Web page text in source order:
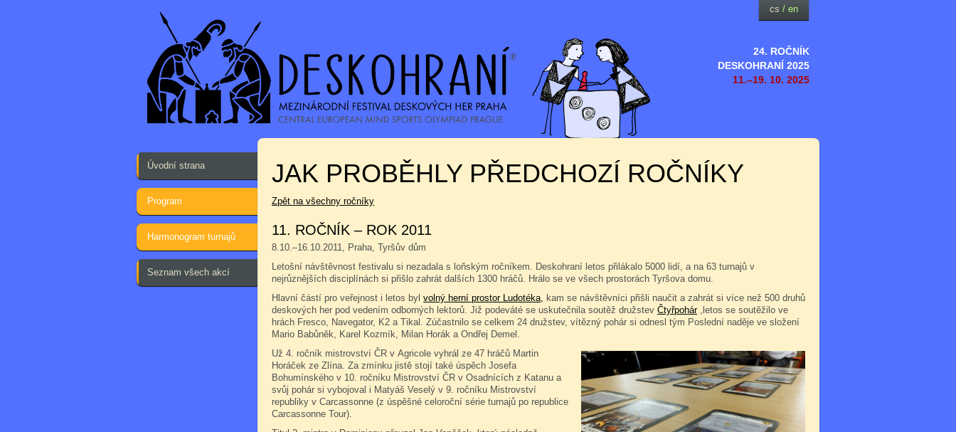
24. ROČNÍK
DESKOHRANÍ 2025
11.–19. 10. 2025
cs / en
Úvodní strana
Program
Harmonogram turnajů
Seznam všech akcí
JAK PROBĚHLY PŘEDCHOZÍ ROČNÍKY
Zpět na všechny ročníky
11. ROČNÍK – ROK 2011
8.10.–16.10.2011, Praha, Tyršův dům
Letošní návštěvnost festivalu si nezadala s loňským ročníkem. Deskohraní letos přilákalo 5000 lidí, a na 63 turnajů v
nejrůznějších disciplínách si přišlo zahrát dalších 1300 hráčů. Hrálo se ve všech prostorách Tyršova domu.
Hlavní částí pro veřejnost i letos byl volný herní prostor Ludotéka, kam se návštěvníci přišli naučit a zahrát si více než 500 druhů
deskových her pod vedením odborných lektorů. Již podeváté se uskutečnila soutěž družstev Čtyřpohár,letos se soutěžilo ve
hrách Fresco, Navegator, K2 a Tikal. Zúčastnilo se celkem 24 družstev, vítězný pohár si odnesl tým Poslední naděje ve složení
Mario Babůněk, Karel Kozmík, Milan Horák a Ondřej Demel.
Už 4. ročník mistrovství ČR v Agricole vyhrál ze 47 hráčů Martin
Horáček ze Zlína. Za zmínku jistě stojí také úspěch Josefa
Bohumínského v 10. ročníku Mistrovství ČR v Osadnících z Katanu a
svůj pohár si vybojoval i Matyáš Veselý v 9. ročníku Mistrovství
republiky v Carcassonne (z úspěšné celoroční série turnajů po republice
Carcassonne Tour).